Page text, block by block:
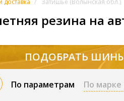
доставка Затишье (Волынская обл.)
резина на
ПОДОБРАТЬ
По параметрам По марке